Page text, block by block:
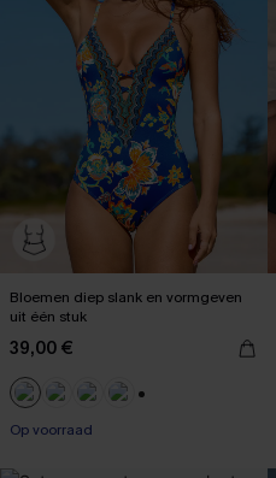
Bloemen diep slank en vormgeven
uit één stuk
39,00 €
Op voorraad